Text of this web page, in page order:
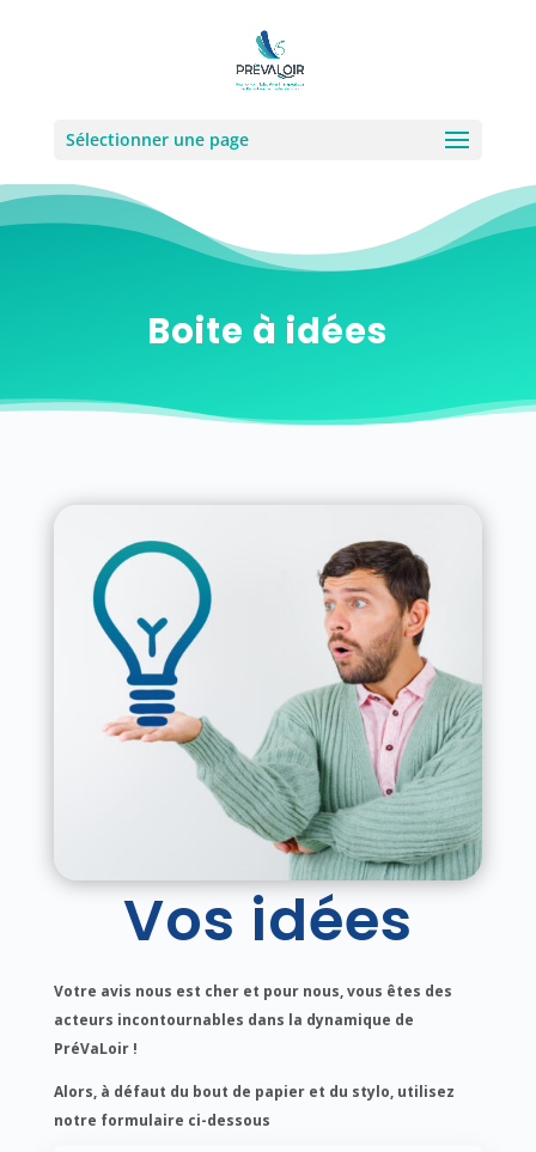
Sélectionner une page
Boite à idées
Vos idées
Votre avis nous est cher et pour nous, vous êtes des
acteurs incontournables dans la dynamique de
PréVaLoir !
Alors, à défaut du bout de papier et du stylo, utilisez
notre formulaire ci-dessous